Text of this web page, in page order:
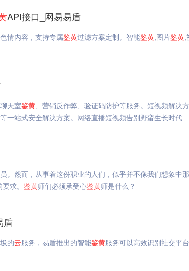
API接口_网易易盾
情内容，支持专属鉴黄过滤方案定制。智能鉴黄,图片鉴黄,
天室鉴黄、营销反作弊、验证码防护等服务。短视频解决
一站式安全解决方案。网络直播短视频告别野蛮生长时代
。然而，从事着这份职业的人们，似乎并不像我们想象中
求。 鉴黄师们必须承受心鉴黄师是什么？
盾
的云服务，易盾推出的智能鉴黄服务可以高效识别社交平